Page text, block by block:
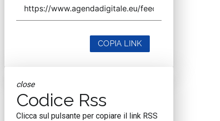
COPIA LINK
close
Codice Rss
Clicca sul pulsante per copiare il link RSS